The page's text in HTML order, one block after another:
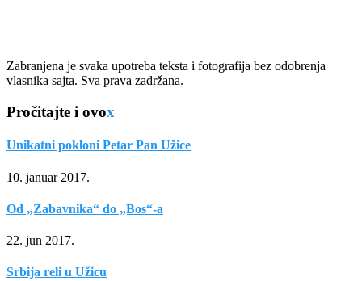
Zabranjena je svaka upotreba teksta i fotografija bez odobrenja
vlasnika sajta. Sva prava zadržana.
Pročitajte i ovox
Unikatni pokloni Petar Pan Užice
10. januar 2017.
Od „Zabavnika“ do „Bos“-a
22. jun 2017.
Srbija reli u Užicu